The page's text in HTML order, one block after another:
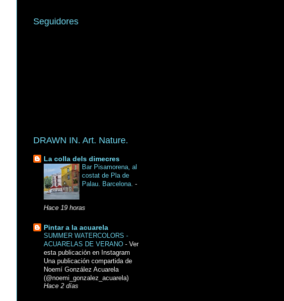
Seguidores
DRAWN IN. Art. Nature.
La colla dels dimecres
Bar Pisamorena, al
costat de Pla de
Palau. Barcelona. -
Hace 19 horas
Pintar a la acuarela
SUMMER WATERCOLORS -
ACUARELAS DE VERANO - Ver
esta publicación en Instagram
Una publicación compartida de
Noemí González Acuarela
(@noemi_gonzalez_acuarela)
Hace 2 días